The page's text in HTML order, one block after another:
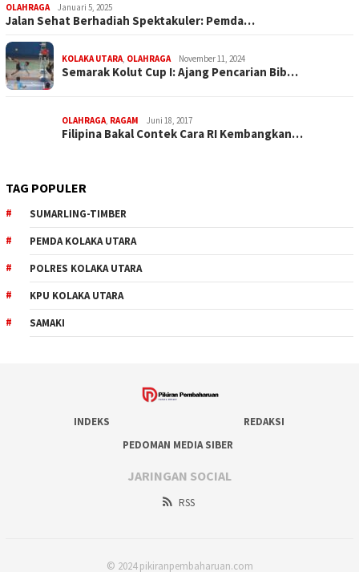
OLAHRAGA Januari 5, 2025
Jalan Sehat Berhadiah Spektakuler: Pemda…
KOLAKA UTARA OLAHRAGA November 11, 2024
Semarak Kolut Cup I: Ajang Pencarian Bib…
OLAHRAGA RAGAM Juni 18, 2017
Filipina Bakal Contek Cara RI Kembangkan…
TAG POPULER
SUMARLING-TIMBER
PEMDA KOLAKA UTARA
POLRES KOLAKA UTARA
KPU KOLAKA UTARA
SAMAKI
INDEKS
REDAKSI
PEDOMAN MEDIA SIBER
JARINGAN SOCIAL
RSS
© 2024 pikiranpembaharuan.com